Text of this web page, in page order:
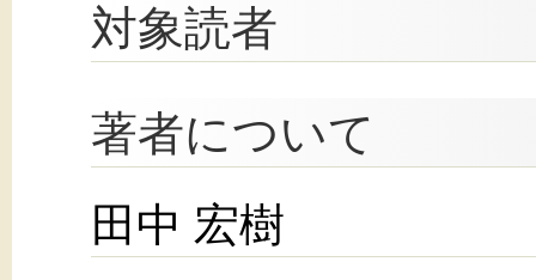
対象読者
著者について
田中 宏樹